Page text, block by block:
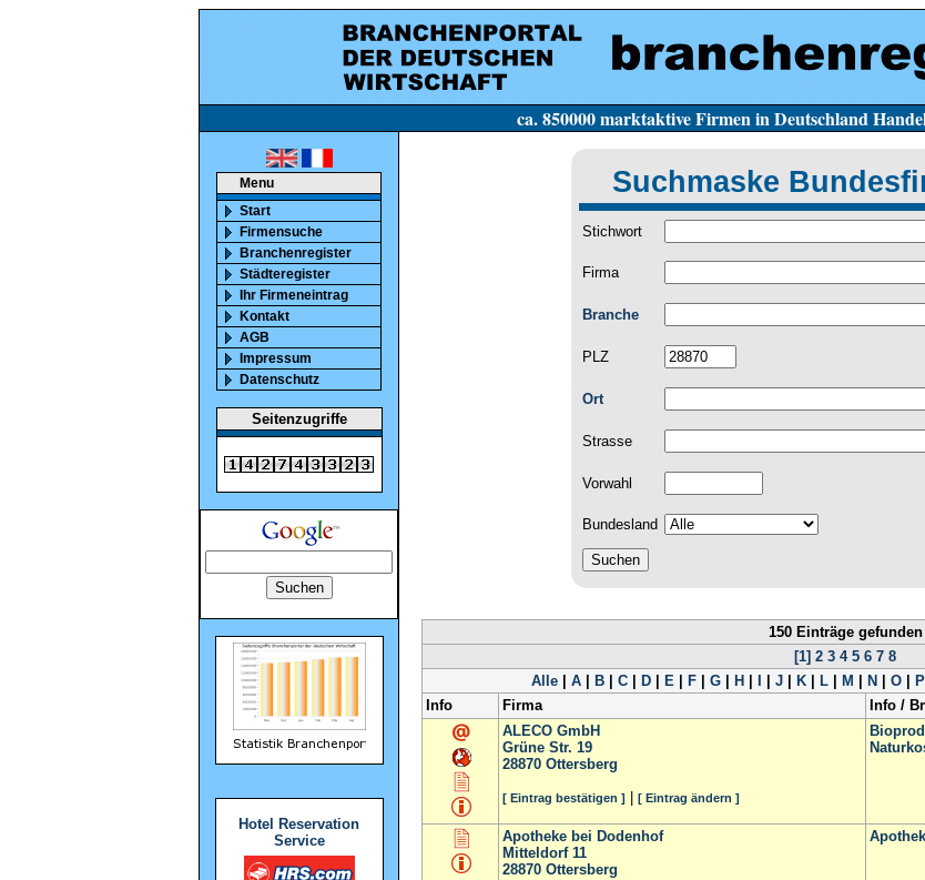
ca. 850000 marktaktive Firmen in Deutschland Handel,
Menu
Start
Firmensuche
Branchenregister
Städteregister
Ihr Firmeneintrag
Kontakt
AGB
Impressum
Datenschutz
Seitenzugriffe
Hotel Reservation
Service
Suchmaske
Stichwort
Firma
Branche
PLZ
Ort
Strasse
Vorwahl
Bundesland
150 Einträge gefunden
[1] 2 3 4 5 6 7 8
Alle| A| B| C| D| E| F| G| H J| K| L| M N O| P
Info
Firma
Info /
ALECO GmbH
Grüne Str. 19
28870 Ottersberg
[ Eintrag bestätigen ] [ Eintrag ändern ]
Apotheke bei Dodenhof
Mitteldorf 11
28870 Ottersberg